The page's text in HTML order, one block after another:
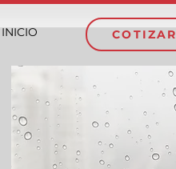
INICIO COTIZAR